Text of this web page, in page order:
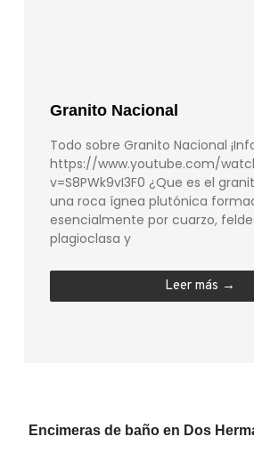
Granito Nacional
Todo sobre Granito Nacional
https://www.youtube.com/
v=S8PWk9vI3F0 ¿Que es el
una roca ígnea plutónica
esencialmente por cuarzo,
plagioclasa y
Leer más →
Encimeras de baño en Dos